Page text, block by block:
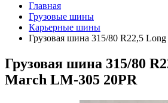
Главная
Грузовые шины
Карьерные шины
Грузовая шина 315/80 R22,5
Грузовая шина 315/80
March LM-305 20PR